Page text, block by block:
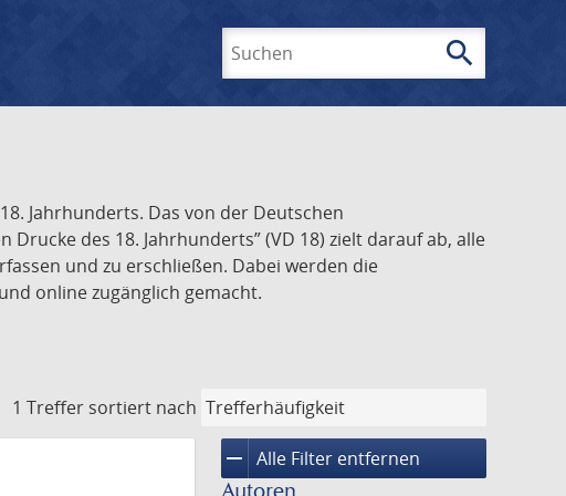
search
Jahrhunderts. Das von der Deutschen
des 18. Jahrhunderts” (VD 18) zielt darauf ab, alle
und zu erschließen. Dabei werden die
online zugänglich gemacht.
1 Treffer sortiert nach
remove Alle Filter entfernen